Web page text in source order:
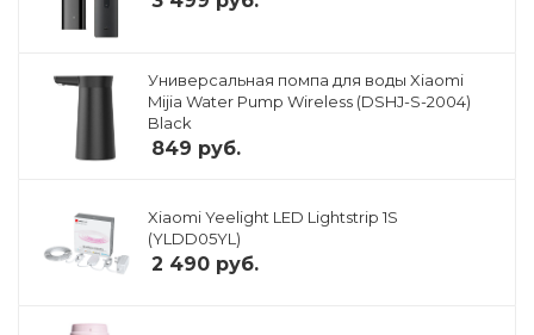
Универсальная помпа для воды Xiaomi
Mijia Water Pump Wireless (DSHJ-S-2004)
Black
849 руб.
Xiaomi Yeelight LED Lightstrip 1S
(YLDD05YL)
2 490 руб.